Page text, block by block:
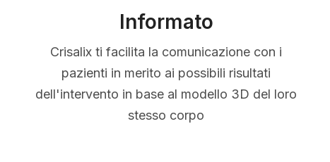
Informato
Crisalix ti facilita la comunicazione con i
pazienti in merito ai possibili risultati
dell'intervento in base al modello 3D del loro
stesso corpo